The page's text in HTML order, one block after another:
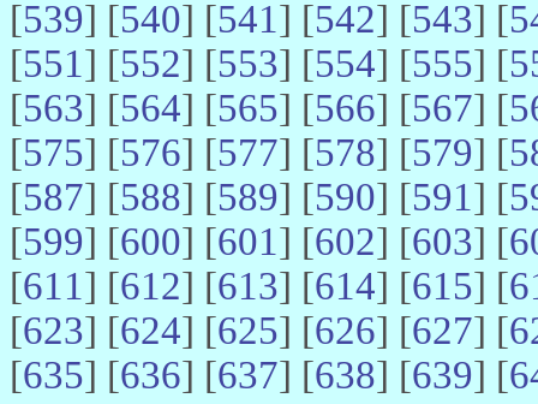
[539] [540] [541] [542] [543] [
[551] [552] [553] [554] [555] [
[563] [564] [565] [566] [567] [
[575] [576] [577] [578] [579] [
[587] [588] [589] [590] [591] [
[599] [600] [601] [602] [603] [
[611] [612] [613] [614] [615] [
[623] [624] [625] [626] [627] [
[635] [636] [637] [638] [639] [